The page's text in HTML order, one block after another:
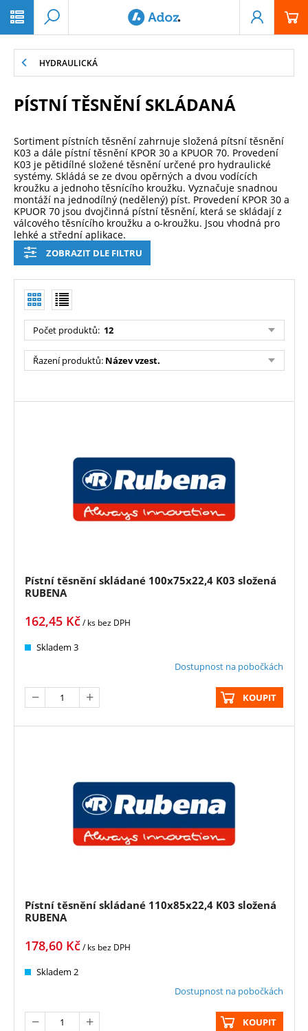
HYDRAULICKÁ
PÍSTNÍ TĚSNĚNÍ SKLÁDANÁ
Sortiment pístních těsnění zahrnuje složená pítsní těsnění
K03 a dále pístní těsnění KPOR 30 a KPUOR 70. Provedení
K03 je pětidílné složené těsnění určené pro hydraulické
systémy. Skládá se ze dvou opěrných a dvou vodících
kroužku a jednoho těsnícího kroužku. Vyznačuje snadnou
montáží na jednodílný (nedělený) píst. Provedení KPOR 30 a
KPUOR 70 jsou dvojčinná pístní těsnění, která se skládají z
válcového těsnícího kroužku a o-kroužku. Jsou vhodná pro
lehké a střední aplikace.
ZOBRAZIT DLE FILTRU
Počet produktů: 12
Řazení produktů: Název vzest.
Pístní těsnění skládané 100x75x22,4 K03 složená
RUBENA
162,45 Kč/ ks bez DPH
Skladem 3
Dostupnost na pobočkách
KOUPIT
Pístní těsnění skládané 110x85x22,4 K03 složená
RUBENA
178,60 Kč/ ks bez DPH
Skladem 2
Dostupnost na pobočkách
KOUPIT